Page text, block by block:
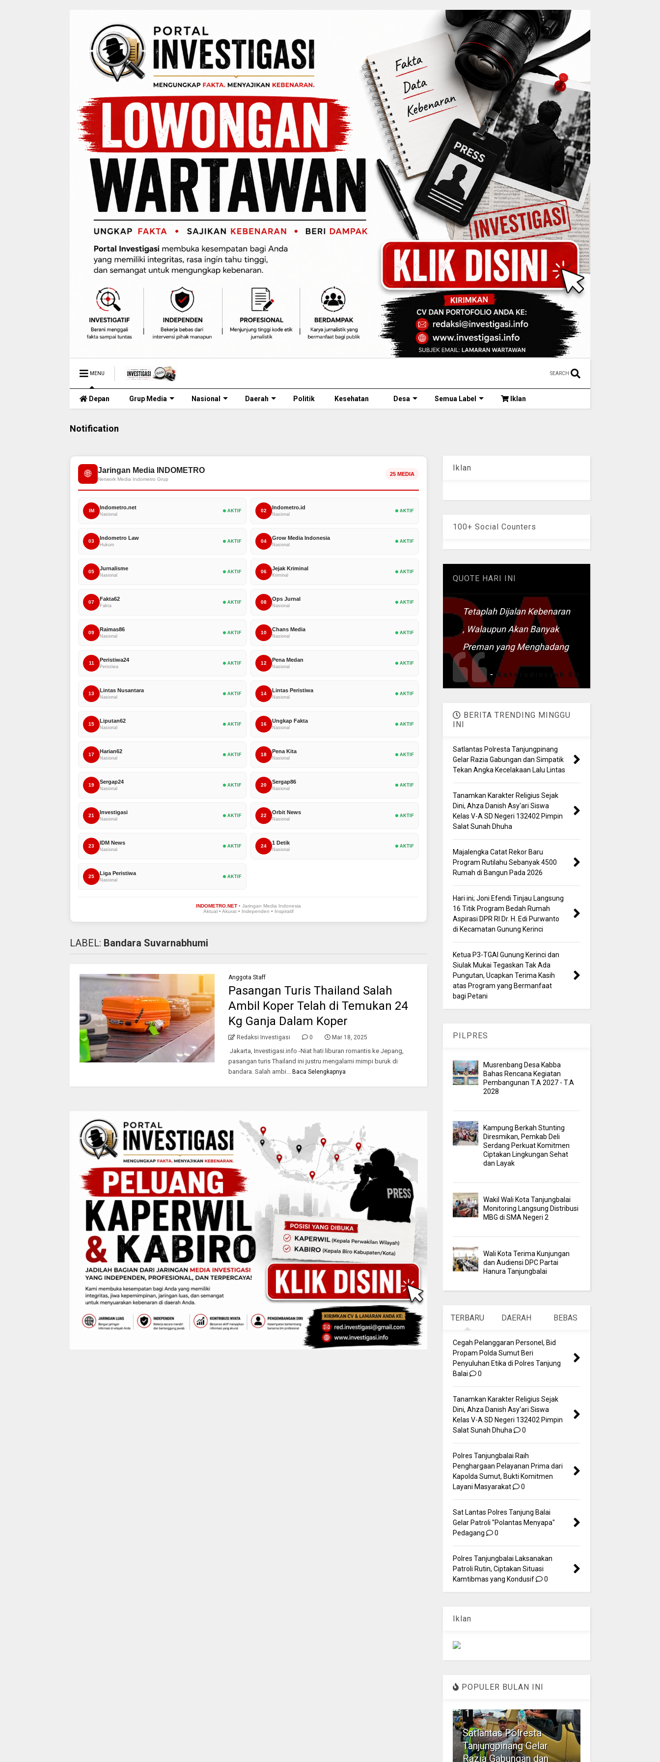
MENU SEARCH
Depan Grup Media Nasional Daerah Politik Kesehatan Desa Semua Label Iklan
Notification
🌐 Jaringan Media INDOMETRO
Network Media Indometro Grup
25 MEDIA
IM
Indometro.net
Nasional
AKTIF 02
Indometro.id
Nasional
AKTIF
03
Indometro Law
Hukum
AKTIF 04
Grow Media Indonesia
Nasional
AKTIF
05
Jurnalisme
Nasional
AKTIF 06
Jejak Kriminal
Kriminal
AKTIF
07
Fakta62
Fakta
AKTIF 08
Ops Jurnal
Nasional
AKTIF
09
Raimas86
Nasional
AKTIF 10
Chans Media
Nasional
AKTIF
11
Peristiwa24
Peristiwa
AKTIF 12
Pena Medan
Nasional
AKTIF
13
Lintas Nusantara
Nasional
AKTIF 14
Lintas Peristiwa
Nasional
AKTIF
15
Liputan62
Nasional
AKTIF 16
Ungkap Fakta
Nasional
AKTIF
17
Harian62
Nasional
AKTIF 18
Pena Kita
Nasional
AKTIF
19
Sergap24
Nasional
AKTIF 20
Sergap86
Nasional
AKTIF
21
Investigasi
Nasional
AKTIF 22
Orbit News
Nasional
AKTIF
23
IDM News
Nasional
AKTIF 24
1 Detik
Nasional
AKTIF
25
Liga Peristiwa
Nasional
AKTIF
INDOMETRO.NET • Jaringan Media Indonesia
Aktual • Akurat • Independen • Inspiratif
LABEL: Bandara Suvarnabhumi
Anggota Staff
Pasangan Turis Thailand Salah
Ambil Koper Telah di Temukan 24
Kg Ganja Dalam Koper
Redaksi Investigasi 0 Mar 18, 2025
Jakarta, Investigasi.info -Niat hati liburan romantis ke Jepang,
pasangan turis Thailand ini justru mengalami mimpi buruk di
bandara. Salah ambi...
Baca Selengkapnya
Iklan
100+ Social Counters
QUOTE HARI INI
Tetaplah Dijalan Kebenaran
, Walaupun Akan Banyak
Preman yang Menghadang
-Kaharudinsyah SH
BERITA TRENDING MINGGU
INI
Satlantas Polresta Tanjungpinang
Gelar Razia Gabungan dan Simpatik
Tekan Angka Kecelakaan Lalu Lintas
Tanamkan Karakter Religius Sejak
Dini, Ahza Danish Asy'ari Siswa
Kelas V-A SD Negeri 132402 Pimpin
Salat Sunah Dhuha
Majalengka Catat Rekor Baru
Program Rutilahu Sebanyak 4500
Rumah di Bangun Pada 2026
Hari ini; Joni Efendi Tinjau Langsung
16 Titik Program Bedah Rumah
Aspirasi DPR RI Dr. H. Edi Purwanto
di Kecamatan Gunung Kerinci
Ketua P3-TGAI Gunung Kerinci dan
Siulak Mukai Tegaskan Tak Ada
Pungutan, Ucapkan Terima Kasih
atas Program yang Bermanfaat
bagi Petani
PILPRES
Musrenbang Desa Kabba
Bahas Rencana Kegiatan
Pembangunan T.A 2027 - T.A
2028
Kampung Berkah Stunting
Diresmikan, Pemkab Deli
Serdang Perkuat Komitmen
Ciptakan Lingkungan Sehat
dan Layak
Wakil Wali Kota Tanjungbalai
Monitoring Langsung Distribusi
MBG di SMA Negeri 2
Wali Kota Terima Kunjungan
dan Audiensi DPC Partai
Hanura Tanjungbalai
TERBARU DAERAH BEBAS
Cegah Pelanggaran Personel, Bid
Propam Polda Sumut Beri
Penyuluhan Etika di Polres Tanjung
Balai
0
Tanamkan Karakter Religius Sejak
Dini, Ahza Danish Asy'ari Siswa
Kelas V-A SD Negeri 132402 Pimpin
Salat Sunah Dhuha
0
Polres Tanjungbalai Raih
Penghargaan Pelayanan Prima dari
Kapolda Sumut, Bukti Komitmen
Layani Masyarakat
0
Sat Lantas Polres Tanjung Balai
Gelar Patroli "Polantas Menyapa"
Pedagang
0
Polres Tanjungbalai Laksanakan
Patroli Rutin, Ciptakan Situasi
Kamtibmas yang Kondusif
0
Iklan
POPULER BULAN INI
1
Satlantas Polresta
Tanjungpinang Gelar
Razia Gabungan dan